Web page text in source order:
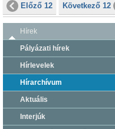
Előző 12 Következő 12
Hírek
Pályázati hírek
Hírlevelek
Hírarchívum
Aktuális
Interjúk